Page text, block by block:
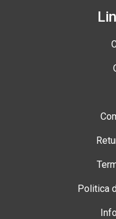
Politica